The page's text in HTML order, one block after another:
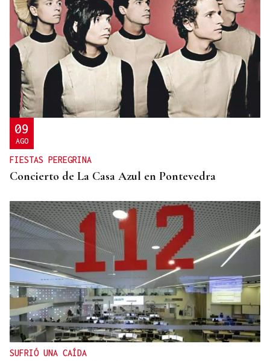
FALTA DE MEDIOS
Vivas pide expulsar de inmediato a migrantes que
siguen en Ceuta y "blindar" la frontera con más
medios europeos
09
AGO
FIESTAS PEREGRINA
Concierto de La Casa Azul en Pontevedra
SUFRIÓ UNA CAÍDA